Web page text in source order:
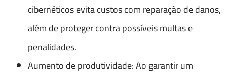
cibernéticos evita custos com reparação de danos,
além de proteger contra possíveis multas e
penalidades.
Aumento de produtividade: Ao garantir um